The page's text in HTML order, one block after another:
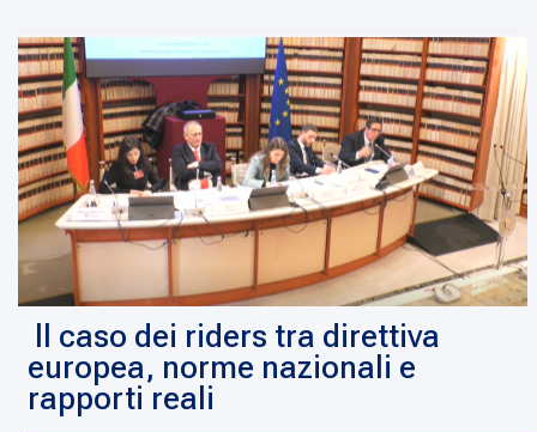
Il caso dei riders tra direttiva
europea, norme nazionali e
rapporti reali